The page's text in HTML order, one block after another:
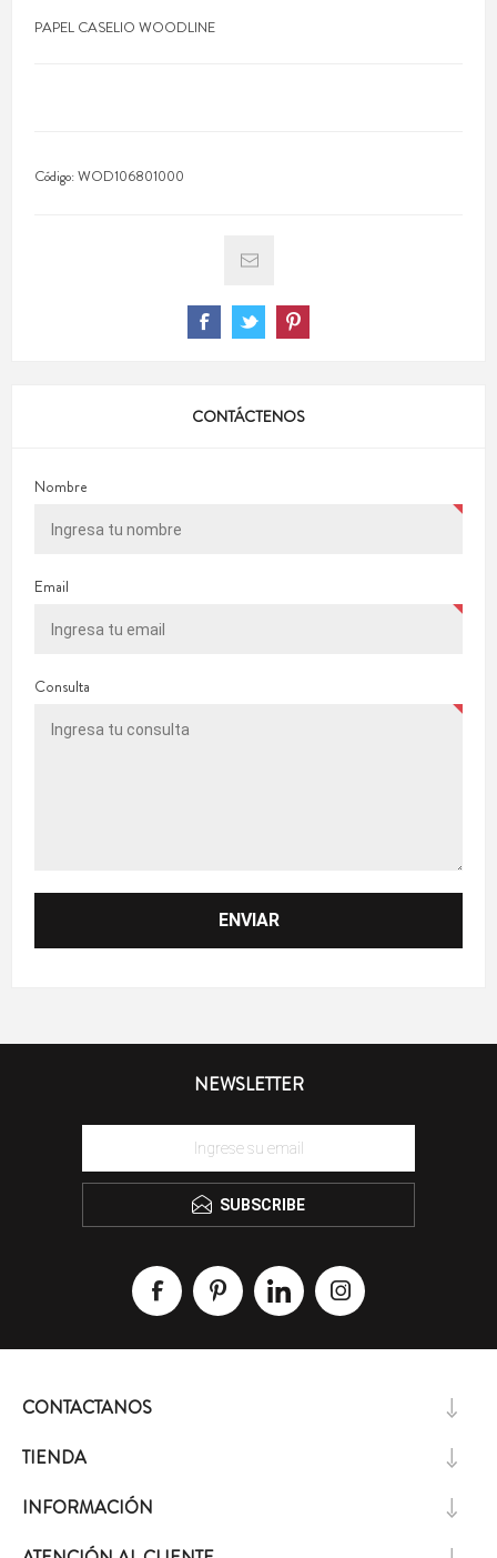
PAPEL CASELIO WOODLINE
Código:WOD106801000
CONTÁCTENOS
Nombre
Email
Consulta
NEWSLETTER
SUBSCRIBE
CONTACTANOS
TIENDA
INFORMACIÓN